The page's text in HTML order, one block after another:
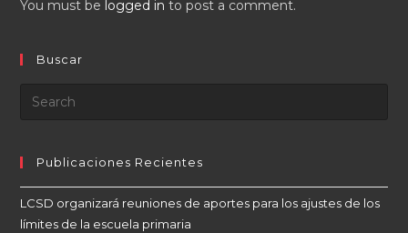
You must be logged in to post a comment.
Buscar
Publicaciones Recientes
LCSD organizará reuniones de aportes para los ajustes de los
límites de la escuela primaria